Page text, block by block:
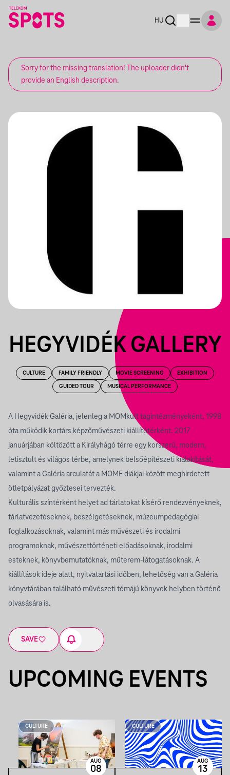
HU
Sorry for the missing translation! The uploader didn't
provide an English description.
HEGYVIDÉK GALLERY
CULTURE FAMILY FRIENDLY MOVIE SCREENING EXHIBITION
GUIDED TOUR MUSICAL PERFORMANCE
A Hegyvidék Galéria, jelenleg a MOMkult tagintézményeként, 1998
óta működik kortárs képzőművészeti kiállítótérként. 2017
januárjában költözött a Királyhágó térre egy korszerű, modern,
letisztult és világos térbe, amelynek belsőépítészeti kialakítását,
valamint a Galéria arculatát a MOME diákjai között meghirdetett
ötletpályázat győztesei tervezték.
Kulturális színtérként helyet ad tárlatokat kísérő rendezvényeknek,
tárlatvezetéseknek, beszélgetéseknek, múzeumpedagógiai
foglalkozásoknak, valamint más művészeti és irodalmi
programoknak, művészettörténeti előadásoknak, irodalmi
esteknek, könyvbemutatóknak, műterem-látogatásoknak. A
kiállítások ideje alatt, nyitvatartási időben, lehetőség van a Galéria
könyvtárában található művészeti témájú könyvek helyben történő
olvasására is.
SAVE
UPCOMING EVENTS
CULTURE
AUG
08
CULTURE
AUG
13